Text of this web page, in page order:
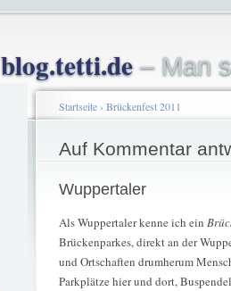
blog.tetti.de– Man
Startseite› Brückenfest 2011
Auf Kommentar
Wuppertaler
Als Wuppertaler kenne ich ein
Brückenparkes, direkt an der
und Ortschaften drumherum
Parkplätze hier und dort,